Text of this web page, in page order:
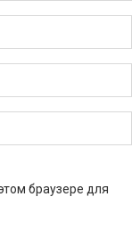
браузере для